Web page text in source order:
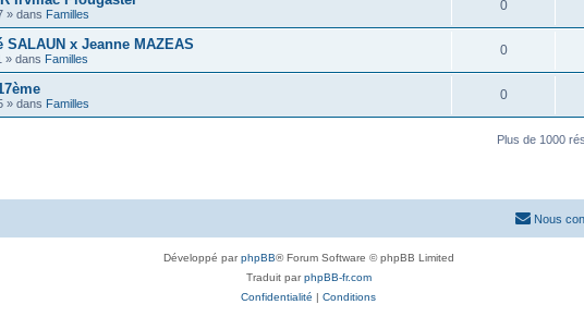
» dans Familles
0
x Jeanne MAZEAS
» dans Familles
0
» dans Familles
0
Plus de 1000
Nous
Développé parphpBB® Forum Software © phpBB Limited
Traduit parphpBB-fr.com
Confidentialité | Conditions